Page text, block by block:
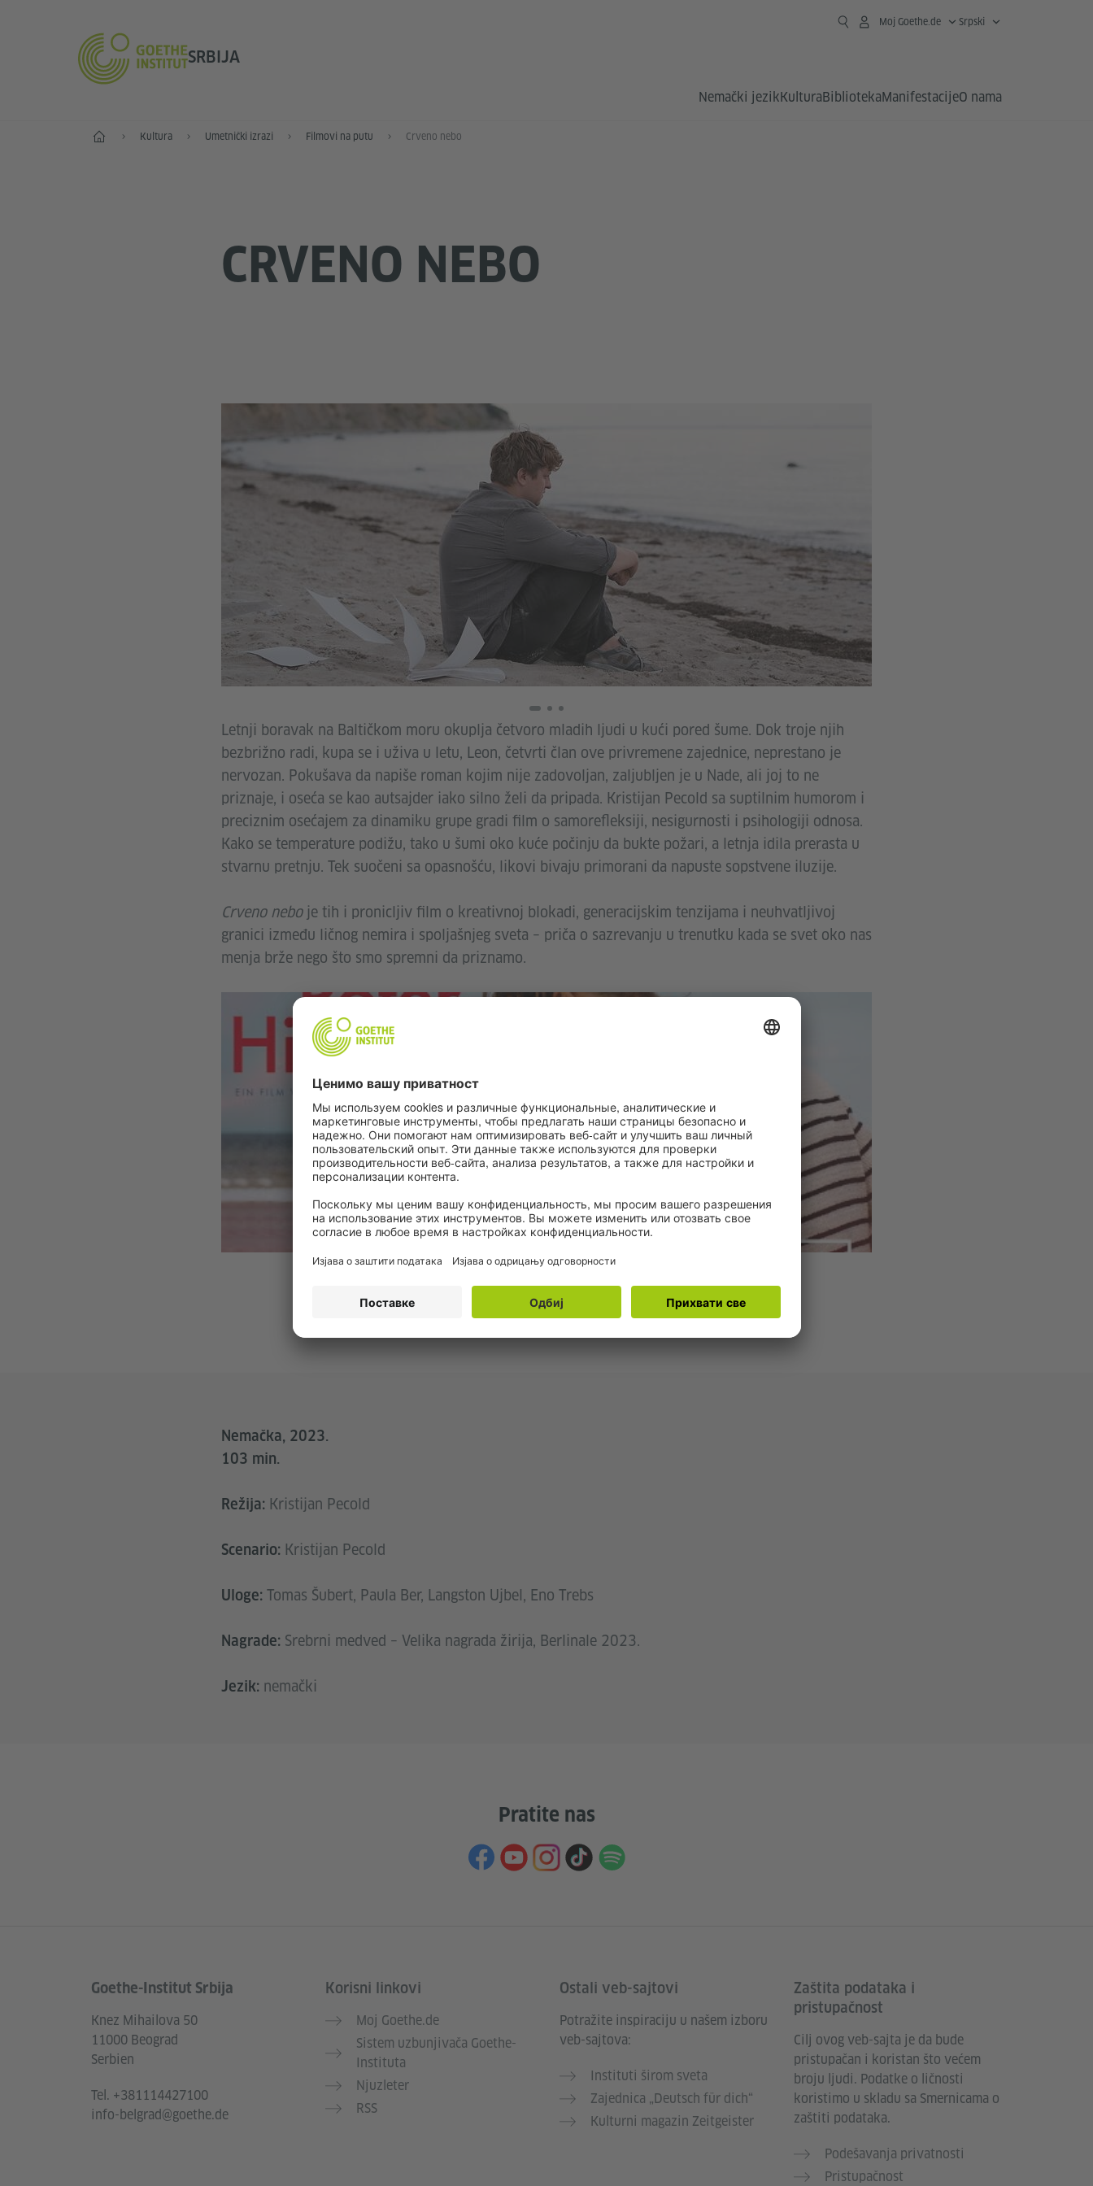
SRBIJA
Moj Goethe.de Srpski
Nemački jezikKulturaBibliotekaManifestacijeO nama
Početak Kultura Umetnički izrazi Filmovi na putu Crveno nebo
CRVENO NEBO
Letnji boravak na Baltičkom moru okuplja četvoro mladih ljudi u kući pored šume. Dok troje njih
bezbrižno radi, kupa se i uživa u letu, Leon, četvrti član ove privremene zajednice, neprestano je
nervozan. Pokušava da napiše roman kojim nije zadovoljan, zaljubljen je u Nade, ali joj to ne
priznaje, i oseća se kao autsajder iako silno želi da pripada. Kristijan Pecold sa suptilnim humorom i
preciznim osećajem za dinamiku grupe gradi film o samorefleksiji, nesigurnosti i psihologiji odnosa.
Kako se temperature podižu, tako u šumi oko kuće počinju da bukte požari, a letnja idila prerasta u
stvarnu pretnju. Tek suočeni sa opasnošću, likovi bivaju primorani da napuste sopstvene iluzije.
Crveno neboje tih i pronicljiv film o kreativnoj blokadi, generacijskim tenzijama i neuhvatljivoj
granici između ličnog nemira i spoljašnjeg sveta – priča o sazrevanju u trenutku kada se svet oko nas
menja brže nego što smo spremni da priznamo.
Користимо услугу треће стране за
прикупља податке о вашој активности.
Молимо прегледајте детаље и прихватите овај
сервис да бисте погледали овај видео.
Прихвати
Nemačka, 2023.
103 min.
Režija: Kristijan Pecold
Scenario: Kristijan Pecold​​​​​​​
Uloge: Tomas Šubert, Paula Ber, Langston Ujbel, Eno Trebs​​​​​​​
Nagrade: Srebrni medved – Velika nagrada žirija, Berlinale 2023​​​​​​​.
Jezik: nemački
Pratite nas
Service- und Informationsbereich
Goethe-Institut Srbija
Knez Mihailova 50
11000 Beograd
Serbien
Tel. +381114427100
info-belgrad@goethe.de
Korisni linkovi
Moj Goethe.de
Sistem uzbunjivača Goethe-
Instituta
Njuzleter
RSS
Ostali veb-sajtovi
Potražite inspiraciju u našem izboru
veb-sajtova:
Instituti širom sveta
Zajednica „Deutsch für dich“
Kulturni magazin Zeitgeister
Zaštita podataka i
pristupačnost
Cilj ovog veb-sajta je da bude
pristupačan i koristan što većem
broju ljudi. Podatke o ličnosti
koristimo u skladu sa Smernicama o
zaštiti podataka.
Podešavanja privatnosti
Pristupačnost